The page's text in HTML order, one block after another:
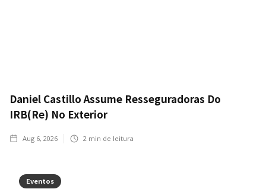
Daniel Castillo Assume Resseguradoras Do
IRB(Re) No Exterior
Aug 6, 2026 2 min de leitura
Eventos